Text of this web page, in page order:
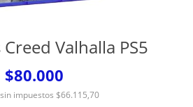
Valhalla PS5
$80.000
impuestos $66.115,70